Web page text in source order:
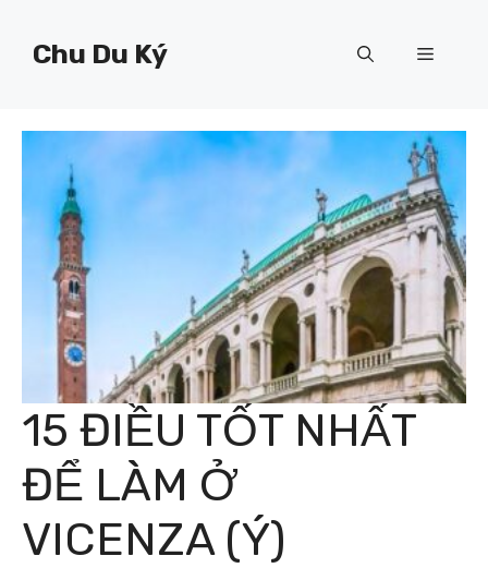
Chu Du Ký Menu
15 ĐIỀU TỐT NHẤT
ĐỂ LÀM Ở
VICENZA (Ý)